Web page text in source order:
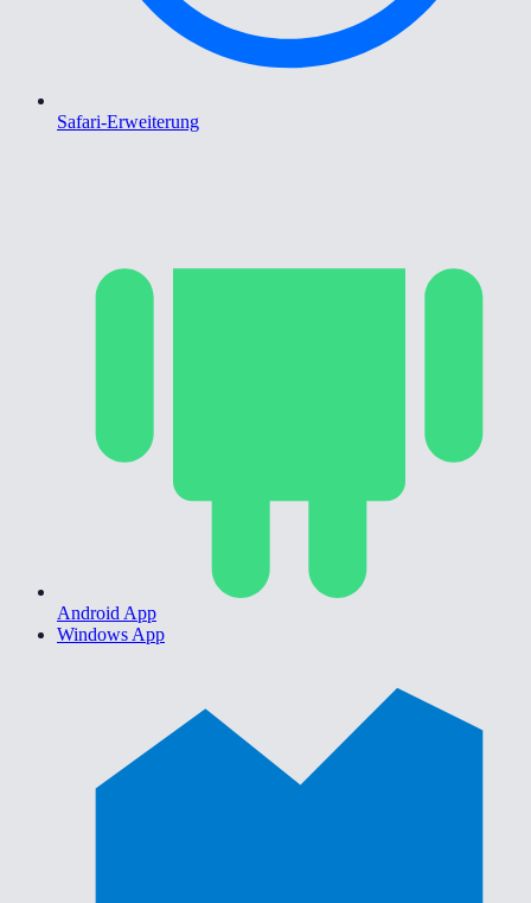
Safari-Erweiterung
Android App
Windows App